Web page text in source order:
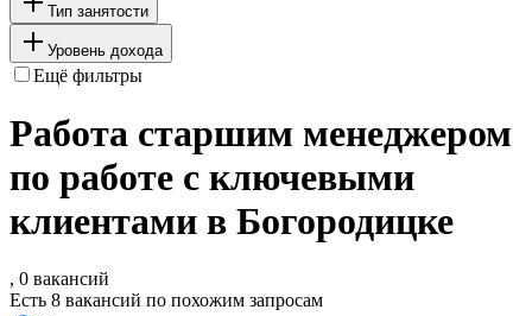
Тип занятости
Уровень дохода
Ещё фильтры
Работа старшим менеджером
по работе с ключевыми
клиентами в Богородицке
, 0 вакансий
Есть 8 вакансий по похожим запросам